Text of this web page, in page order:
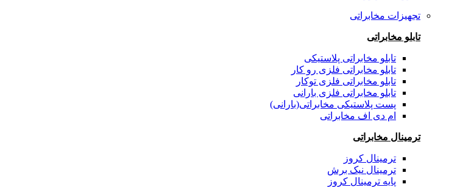
تجهیزات مخابراتی
تابلو مخابراتی
تابلو مخابراتی پلاستیکی
تابلو مخابراتی فلزی رو کار
تابلو مخابراتی فلزی توکار
تابلو مخابراتی فلزی بارانی
پست پلاستیکی مخابراتی(بارانی)
ام دی اف مخابراتی
ترمینال مخابراتی
ترمینال کروز
ترمینال نیک برش
پایه ترمینال کروز